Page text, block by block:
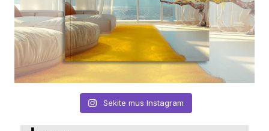
Sekite mus Instagram